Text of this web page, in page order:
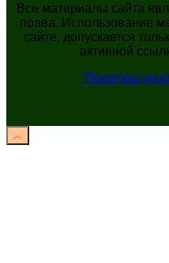
Все материалы сайта
права. Использование
сайте, допускается
активной
Политика